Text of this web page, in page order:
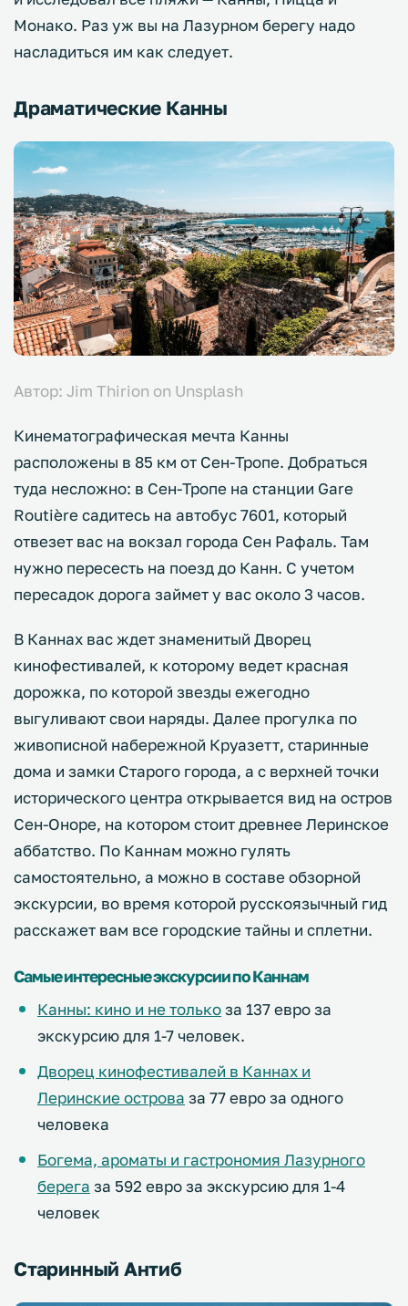
Монако. Раз уж вы на Лазурном берегу надо
насладиться им как следует.
Драматические Канны
Автор: Jim Thirion on Unsplash
Кинематографическая мечта Канны
расположены в 85 км от Сен-Тропе. Добраться
туда несложно: в Сен-Тропе на станции Gare
Routière садитесь на автобус 7601, который
отвезет вас на вокзал города Сен Рафаль. Там
нужно пересесть на поезд до Канн. С учетом
пересадок дорога займет у вас около 3 часов.
В Каннах вас ждет знаменитый Дворец
кинофестивалей, к которому ведет красная
дорожка, по которой звезды ежегодно
выгуливают свои наряды. Далее прогулка по
живописной набережной Круазетт, старинные
дома и замки Старого города, а с верхней точки
исторического центра открывается вид на остров
Сен-Оноре, на котором стоит древнее Леринское
аббатство. По Каннам можно гулять
самостоятельно, а можно в составе обзорной
экскурсии, во время которой русскоязычный гид
расскажет вам все городские тайны и сплетни.
Самые интересные экскурсии по Каннам
Канны: кино и не толькоза 137 евро за
экскурсию для 1-7 человек.
Дворец кинофестивалей в Каннах и
Леринские острова за 77 евро за одного
человека
Богема, ароматы и гастрономия Лазурного
берега за 592 евро за экскурсию для 1-4
человек
Старинный Антиб